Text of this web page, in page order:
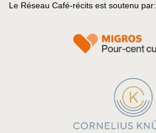
Le Réseau Café-récits est soutenu par: